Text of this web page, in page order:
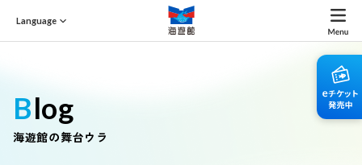
Language
Blog
海遊館の舞台ウラ